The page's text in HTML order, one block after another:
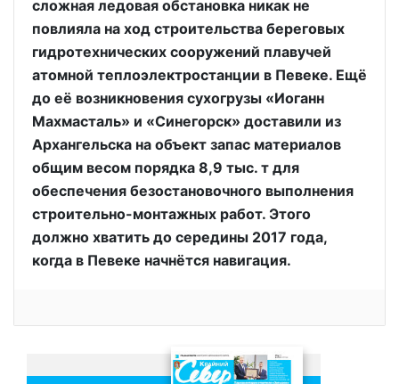
сложная ледовая обстановка никак не
повлияла на ход строительства береговых
гидротехнических сооружений плавучей
атомной теплоэлектростанции в Певеке. Ещё
до её возникновения сухогрузы «Иоганн
Махмасталь» и «Синегорск» доставили из
Архангельска на объект запас материалов
общим весом порядка 8,9 тыс. т для
обеспечения безостановочного выполнения
строительно-монтажных работ. Этого
должно хватить до середины 2017 года,
когда в Певеке начнётся навигация.